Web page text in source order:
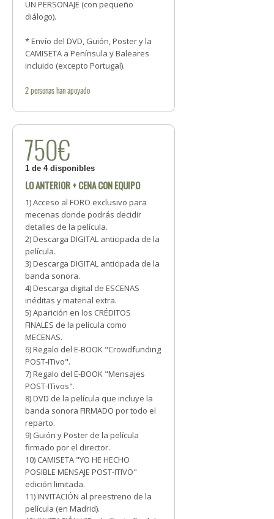
UN PERSONAJE (con pequeño
diálogo).
* Envío del DVD, Guión, Poster y la
CAMISETA a Península y Baleares
incluido (excepto Portugal).
2personashan apoyado
750€
1 de 4 disponibles
LO ANTERIOR + CENA CON EQUIPO
1) Acceso al FORO exclusivo para
mecenas donde podrás decidir
detalles de la película.
2) Descarga DIGITAL anticipada de la
película.
3) Descarga DIGITAL anticipada de la
banda sonora.
4) Descarga digital de ESCENAS
inéditas y material extra.
5) Aparición en los CRÉDITOS
FINALES de la película como
MECENAS.
6) Regalo del E-BOOK "Crowdfunding
POST-ITivo".
7) Regalo del E-BOOK "Mensajes
POST-ITivos".
8) DVD de la película que incluye la
banda sonora FIRMADO por todo el
reparto.
9) Guión y Poster de la película
firmado por el director.
10) CAMISETA "YO HE HECHO
POSIBLE MENSAJE POST-ITIVO"
edición limitada.
11) INVITACIÓN al preestreno de la
película (en Madrid).